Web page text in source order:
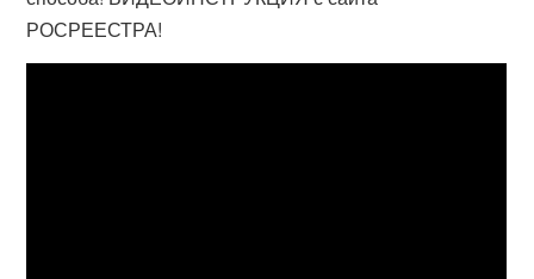
РОСРЕЕСТРА!